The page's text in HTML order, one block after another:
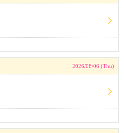
2026/08/06 (Thu)